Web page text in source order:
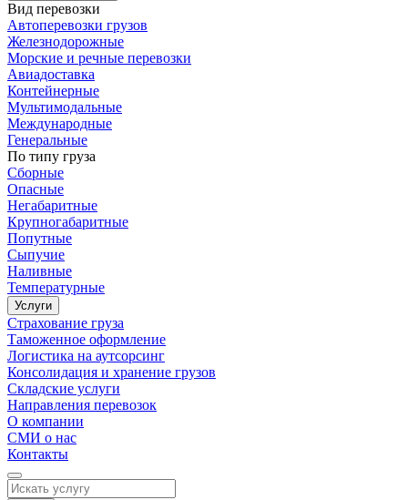
Вид перевозки
Автоперевозки грузов
Железнодорожные
Морские и речные перевозки
Авиадоставка
Контейнерные
Мультимодальные
Международные
Генеральные
По типу груза
Сборные
Опасные
Негабаритные
Крупногабаритные
Попутные
Сыпучие
Наливные
Температурные
Услуги
Страхование груза
Таможенное оформление
Логистика на аутсорсинг
Консолидация и хранение грузов
Складские услуги
Направления перевозок
О компании
СМИ о нас
Контакты